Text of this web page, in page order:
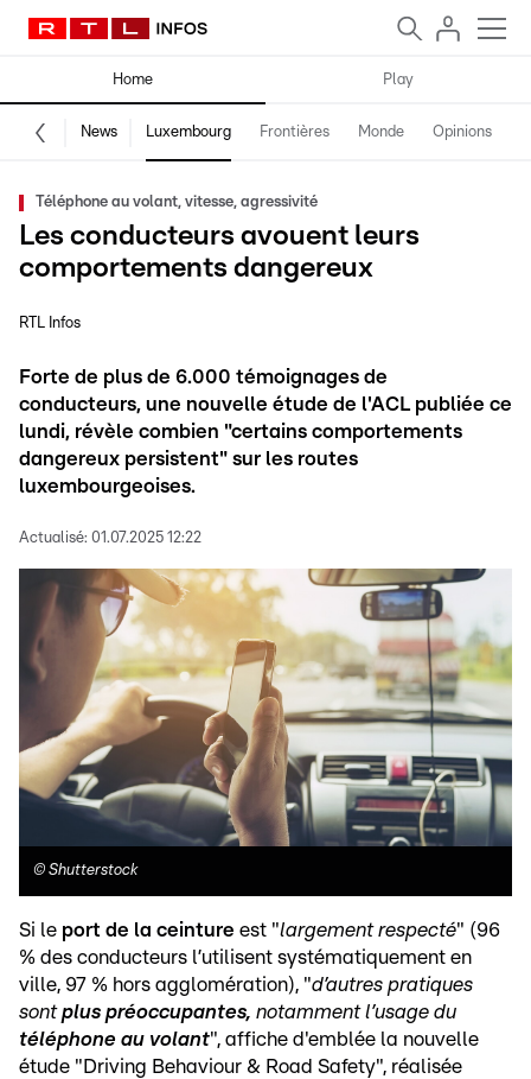
Home Play
News Luxembourg Frontières Monde Opinions
Téléphone au volant, vitesse, agressivité
Les conducteurs avouent leurs
comportements dangereux
RTL Infos
Forte de plus de 6.000 témoignages de
conducteurs, une nouvelle étude de l'ACL publiée ce
lundi, révèle combien "certains comportements
dangereux persistent" sur les routes
luxembourgeoises.
Actualisé: 01.07.2025 12:22
© Shutterstock
Si le port de la ceinture est "largement respecté" (96
% des conducteurs l’utilisent systématiquement en
ville, 97 % hors agglomération), "d’autres pratiques
sontplus préoccupantes, notamment l’usage du
téléphone au volant", affiche d'emblée la nouvelle
étude "Driving Behaviour & Road Safety", réalisée